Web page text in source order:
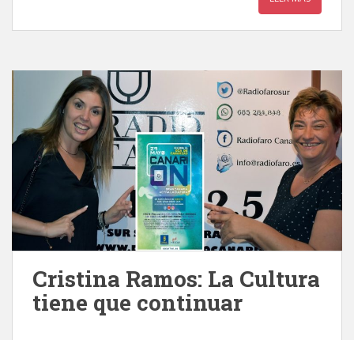
Cristina Ramos: La Cultura
tiene que continuar